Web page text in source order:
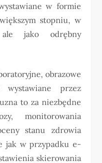
w formie
stopniu, w
jako odrębny
obrazowe
wystawiane przez
to za niezbędne
monitorowania
stanu zdrowia
jak w przypadku e-
skierowania